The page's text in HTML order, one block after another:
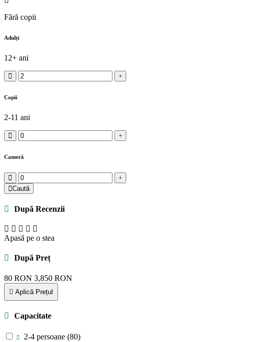
Fără copii
Adulți
12+ ani
Copii
2-11 ani
Cameră
Caută
După Recenzii
Apasă pe o stea
După Preț
80 RON 3,850 RON
Aplică Prețul
Capacitate
2-4 persoane (80)